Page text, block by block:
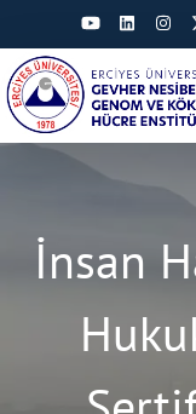
İnsan